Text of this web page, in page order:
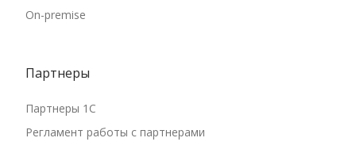
On-premise
Партнеры
Партнеры 1С
Регламент работы с партнерами